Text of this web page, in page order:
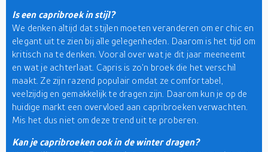
Is een capribroek in stijl?
We denken altijd dat stijlen moeten veranderen om er chic en
elegant uit te zien bij alle gelegenheden. Daarom is het tijd om
kritisch na te denken. Vooral over wat je dit jaar meeneemt
en wat je achterlaat. Capris is zo'n broek die het verschil
maakt. Ze zijn razend populair omdat ze comfortabel,
veelzijdig en gemakkelijk te dragen zijn. Daarom kun je op de
huidige markt een overvloed aan capribroeken verwachten.
Mis het dus niet om deze trend uit te proberen.
Kan je capribroeken ook in de winter dragen?